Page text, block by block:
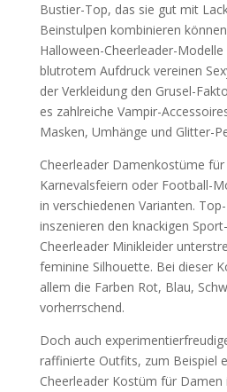
Bustier-Top, das sie gut mit
Beinstulpen kombinieren
Halloween-Cheerleader-
blutrotem Aufdruck vereinen
der Verkleidung den Grusel-
es zahlreiche Vampir-
Masken, Umhänge und Glitter-
Cheerleader Damenkostüme
Karnevalsfeiern oder Football-
in verschiedenen Varianten.
inszenieren den knackigen
Cheerleader Minikleider
feminine Silhouette. Bei dieser
allem die Farben Rot, Blau,
vorherrschend.
Doch auch
raffinierte Outfits, zum Beispiel
Cheerleader Kostüm für